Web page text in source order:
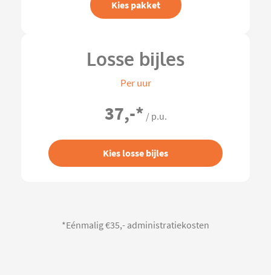
Kies pakket
Losse bijles
Per uur
37,-* / p.u.
Kies losse bijles
*Eénmalig €35,- administratiekosten